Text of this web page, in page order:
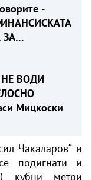
-
ЗА
ВОДИ
Мицкоски
Чакаларов“ и
подигнати и
кубни метри